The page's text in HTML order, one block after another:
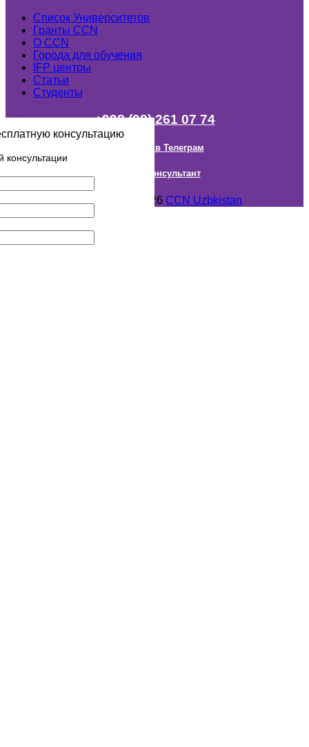
Список Университетов
Гранты ССN
О ССN
Города для обучения
IFP центры
Статьи
Студенты
+998 (98) 261 07 74
Наш канал в Телеграм
Онлайн Консультант
Авторское право © 2018- 2026 CCN Uzbkistan
консультацию
консультации